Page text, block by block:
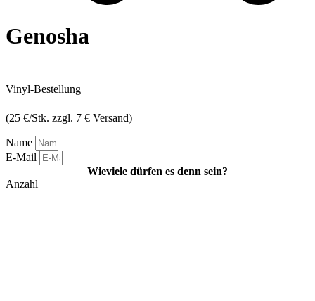
Genosha
Vinyl-Bestellung
(25 €/Stk. zzgl. 7 € Versand)
Name
E-Mail
Wieviele dürfen es denn sein?
Anzahl